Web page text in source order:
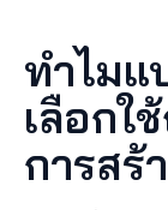
ทำไมแ
เลือกใ
การส